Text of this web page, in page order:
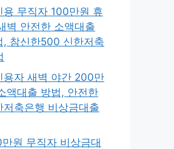
용 무직자 100만원 휴
벽 안전한 소액대출
, 참신한500 신한저축
용자 새벽 야간 200만
액대출 방법, 안전한
저축은행 비상금대출
원 무직자 비상금대